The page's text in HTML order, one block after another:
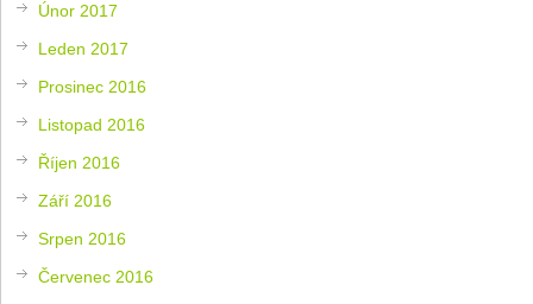
Únor 2017
Leden 2017
Prosinec 2016
Listopad 2016
Říjen 2016
Září 2016
Srpen 2016
Červenec 2016